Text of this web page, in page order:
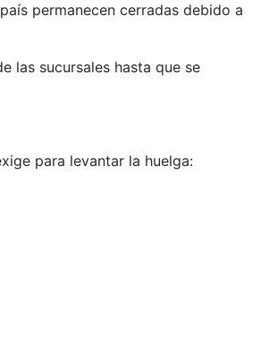
permanecen cerradas debido a
las sucursales hasta que se
para levantar la huelga: